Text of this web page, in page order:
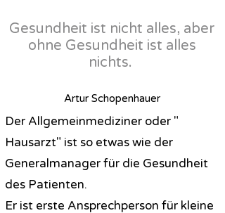
Gesundheit ist nicht alles, aber
ohne Gesundheit ist alles
nichts.
Artur Schopenhauer
Der Allgemeinmediziner oder "
Hausarzt" ist so etwas wie der
Generalmanager für die Gesundheit
des Patienten.
Er ist erste Ansprechperson für kleine